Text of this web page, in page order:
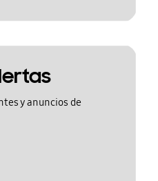
y anuncios de